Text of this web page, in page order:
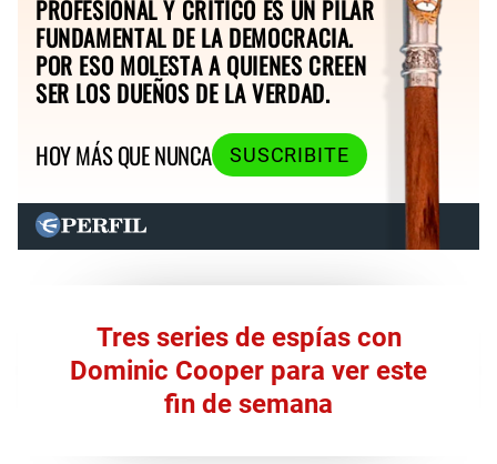
PROFESIONAL Y CRÍTICO ES UN PILAR
FUNDAMENTAL DE LA DEMOCRACIA.
POR ESO MOLESTA A QUIENES CREEN
SER LOS DUEÑOS DE LA VERDAD.
HOY MÁS QUE NUNCA
SUSCRIBITE
Tres series de espías con
Dominic Cooper para ver este
fin de semana